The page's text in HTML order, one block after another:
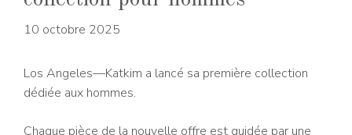
10 octobre 2025
Los Angeles—Katkim a lancé sa première collection
dédiée aux hommes.
Chaque pièce de la nouvelle offre est guidée par une